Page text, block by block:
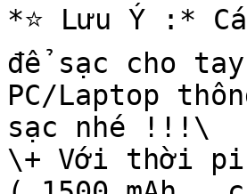
*⭐️ Lưu Ý :*
để sạc cho
PC/Laptop
sạc nhé !!!\
\+ Với thời